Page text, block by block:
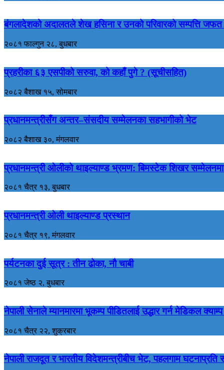
बंगलादेशको अदालतले शेख हसिना र उनको परिवारको सम्पत्ति
२०८१ फाल्गुन २८, बुधबार
प्रहरीका ६३ एसपीको सरुवा, को कहाँ पुगे ? (सूचीसहित)
२०८२ बैशाख १५, सोमबार
प्रधानमन्त्रीसँग अन्तर–संसदीय सम्मेलनका सहभागीको भेट
२०८२ बैशाख ३०, मंगलवार
प्रधानमन्त्री ओलीको थाइल्याण्ड भ्रमण: बिमस्टेक शिखर
२०८१ चैत्र १३, बुधबार
प्रधानमन्त्री ओली थाइल्याण्ड प्रस्थान
२०८१ चैत्र १९, मंगलवार
पर्यटनका दुई सूत्र : तीन ढोका, नौ चाबी
२०८१ जेष्ठ २, बुधबार
नेपाली सेनाले म्यानमारमा भूकम्प पीडितलाई उद्धार गर्न मेडिकल क्याम्प
२०८१ चैत्र २२, शुक्रबार
नेपाली राजदूत र भारतीय विदेशमन्त्रीबीच भेट, पहलगाम घटनाप्रति